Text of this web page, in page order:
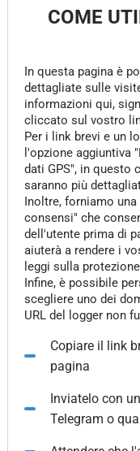
COME
In questa pagina è
dettagliate sulle
informazioni qui,
cliccato sul vostro
Per i link brevi e un
l'opzione aggiuntiva
dati GPS", in questo
saranno più
Inoltre, forniamo
consensi" che
dell'utente prima di
aiuterà a rendere i
leggi sulla
Infine, è possibile
scegliere uno dei
URL del logger non
Copiare il link
pagina
Inviatelo con
Telegram o